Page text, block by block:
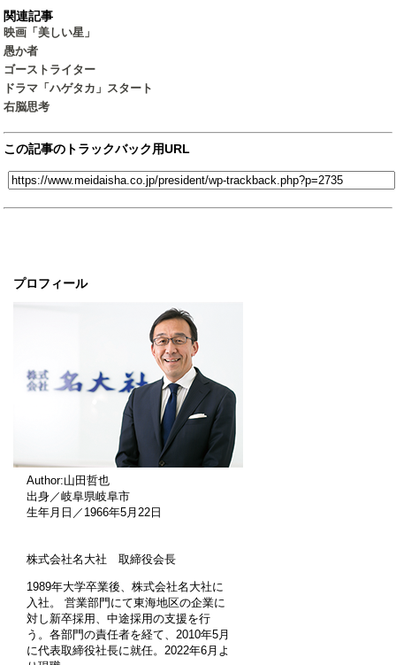
プロフィール
Author:山田哲也
出身／岐阜県岐阜市
生年月日／1966年5月22日
株式会社名大社 取締役会長
1989年大学卒業後、株式会社名大社に
入社。 営業部門にて東海地区の企業に
対し新卒採用、中途採用の支援を行
う。各部門の責任者を経て、2010年5月
に代表取締役社長に就任。2022年6月よ
関連記事
映画「美しい星」
愚か者
ゴーストライター
ドラマ「ハゲタカ」スタート
右脳思考
この記事のトラックバック用URL